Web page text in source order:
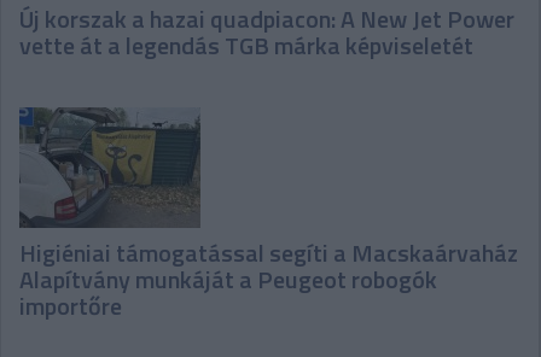
Új korszak a hazai quadpiacon: A New Jet Power
vette át a legendás TGB márka képviseletét
Higiéniai támogatással segíti a Macskaárvaház
Alapítvány munkáját a Peugeot robogók
importőre